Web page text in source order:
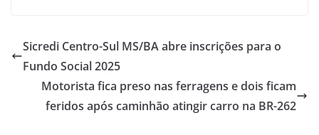
Sicredi Centro-Sul MS/BA abre inscrições para o
Fundo Social 2025
Motorista fica preso nas ferragens e dois ficam
feridos após caminhão atingir carro na BR-262